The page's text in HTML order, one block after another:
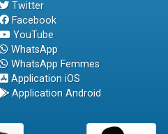
Twitter
Facebook
YouTube
WhatsApp
WhatsApp Femmes
Application iOS
Application Android